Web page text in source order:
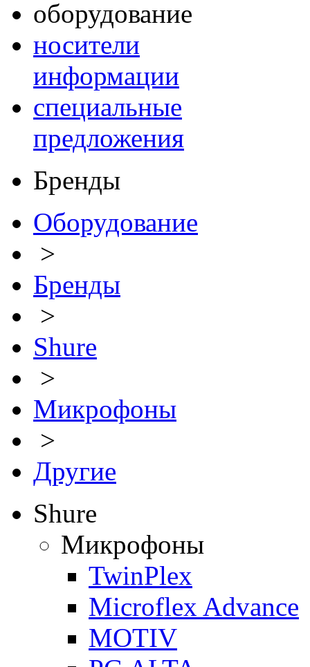
оборудование
носители
информации
специальные
предложения
Бренды
Оборудование
>
Бренды
>
Shure
>
Микрофоны
>
Другие
Shure
Микрофоны
TwinPlex
Microflex Advance
MOTIV